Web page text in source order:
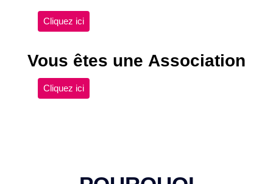
Cliquez ici
Vous êtes une Association
Cliquez ici